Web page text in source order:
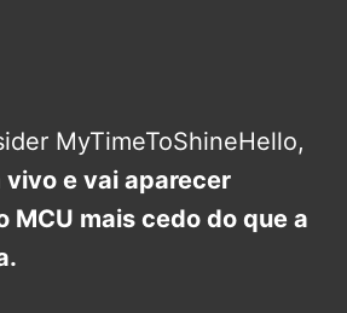
MyTimeToShineHello,
vivo e vai aparecer
MCU mais cedo do que a